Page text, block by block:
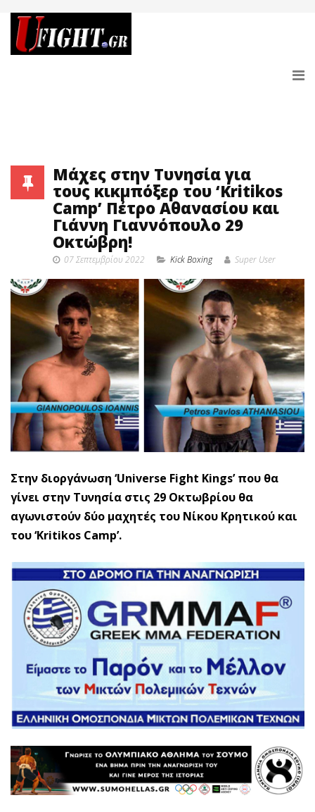
Μάχες στην Τυνησία για
τους κικμπόξερ του ‘Kritikos
Camp’ Πέτρο Αθανασίου και
Γιάννη Γιαννόπουλο 29
Οκτώβρη!
07 Σεπτεμβρίου 2022 Κick Boxing Super User
Στην διοργάνωση ‘Universe Fight Kings’ που θα
γίνει στην Τυνησία στις 29 Οκτωβρίου θα
αγωνιστούν δύο μαχητές του Νίκου Κρητικού και
του ‘Kritikos Camp’.